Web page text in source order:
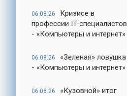
06.08.26
Кризисе в
профессии IT-специалистов
- «Компьютеры и интернет»
06.08.26
«Зеленая» ловушка
- «Компьютеры и интернет»
06.08.26
«Кузовной» итог